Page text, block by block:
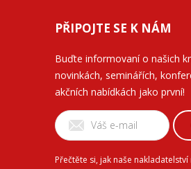
PŘIPOJTE SE K NÁM
Buďte informovaní o našich
novinkách, seminářích,
akčních nabídkách jako první!
Přečtěte si, jak naše nakladatelství